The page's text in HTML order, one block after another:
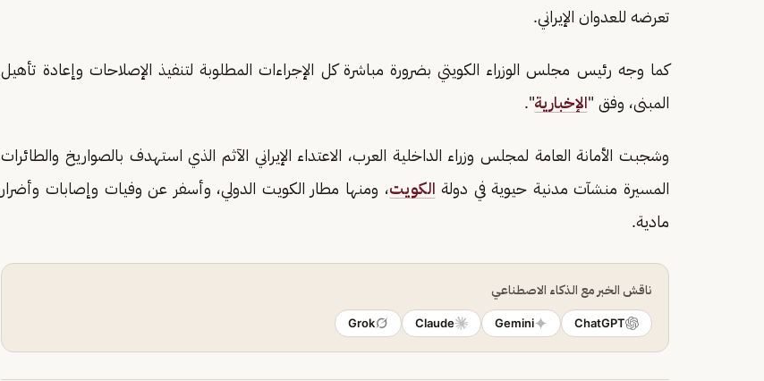
تعرضه للعدوان الإيراني.
كما وجه رئيس مجلس الوزراء الكويتي بضرورة مباشرة كل الإجراءات المطلوبة لتنفيذ الإصلاحات وإعادة تأهيل
المبنى، وفق "الإخبارية".
وشجبت الأمانة العامة لمجلس وزراء الداخلية العرب، الاعتداء الإيراني الآثم الذي استهدف بالصواريخ والطائرات
المسيرة منشآت مدنية حيوية في دولة الكويت، ومنها مطار الكويت الدولي، وأسفر عن وفيات وإصابات وأضرار
مادية.
ناقش الخبر مع الذكاء الاصطناعي
ChatGPT
Gemini
Claude
Grok